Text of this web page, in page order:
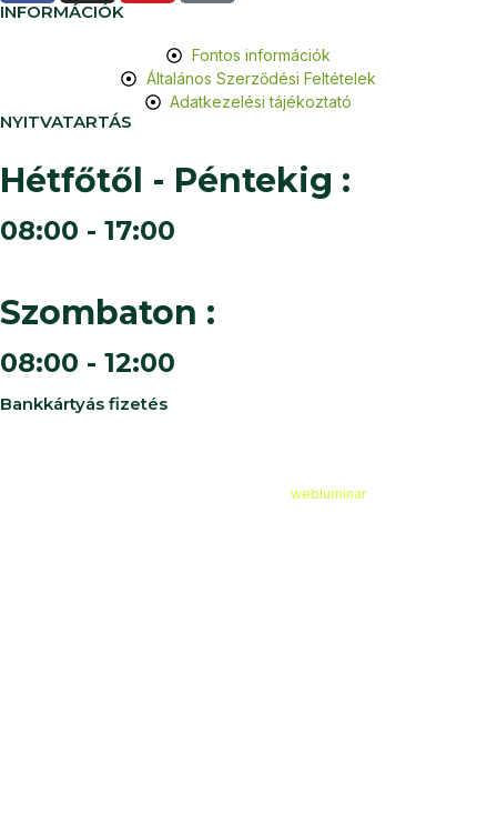
INFORMÁCIÓK
Fontos információk
Általános Szerződési Feltételek
Adatkezelési tájékoztató
NYITVATARTÁS
Hétfőtől - Péntekig :
08:00 - 17:00
Szombaton :
08:00 - 12:00
Bankkártyás fizetés
webluminar